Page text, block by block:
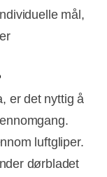
mål,
er det nyttig å
luftgliper.
dørbladet